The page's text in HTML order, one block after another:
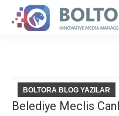
BOLTORA BLOG YAZILAR
Belediye Meclis Canlı